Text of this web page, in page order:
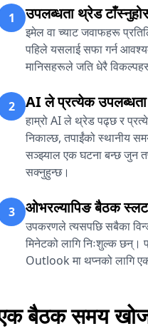
1 उपलब्धता थ्रेड
इमेल वा च्याट जवाफहरू
पहिले यसलाई सफा गर्न
मानिसहरूले जति धेरै
2 AI ले प्रत्येक उपलब्धता
हाम्रो AI ले थ्रेड पढ्छ र
निकाल्छ, तपाईंको स्थानीय
सञ्झ्याल एक घटना बन्छ जुन
सक्नुहुन्छ।
3 ओभरल्यापिङ बैठक
उपकरणले त्यसपछि सबैका
मिनेटको लागि निःशुल्क छन्।
Outlook मा थप्नको लागि
बैठक समय